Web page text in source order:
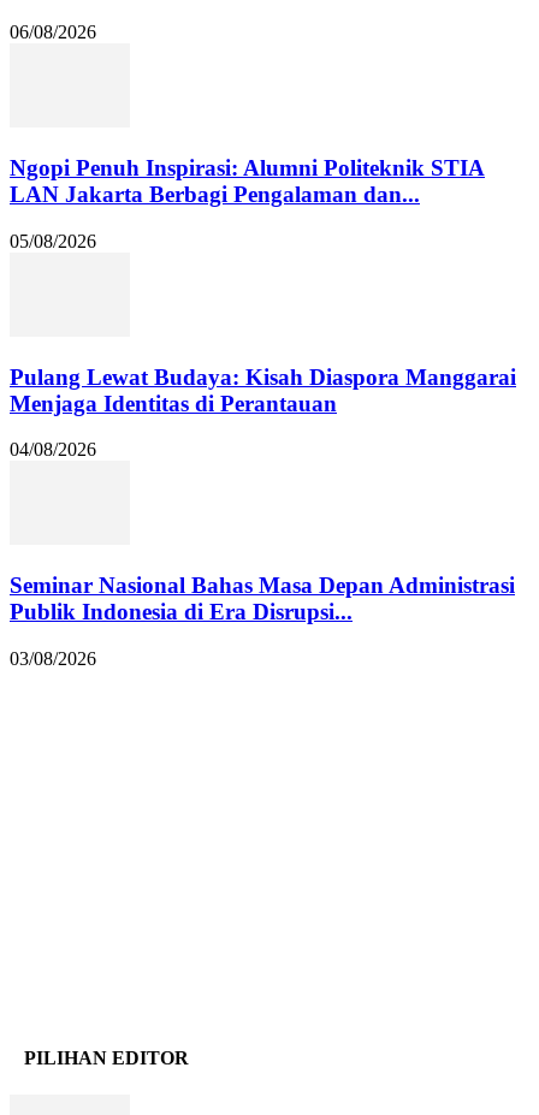
06/08/2026
Ngopi Penuh Inspirasi: Alumni Politeknik STIA
LAN Jakarta Berbagi Pengalaman dan...
05/08/2026
Pulang Lewat Budaya: Kisah Diaspora Manggarai
Menjaga Identitas di Perantauan
04/08/2026
Seminar Nasional Bahas Masa Depan Administrasi
Publik Indonesia di Era Disrupsi...
03/08/2026
PILIHAN EDITOR